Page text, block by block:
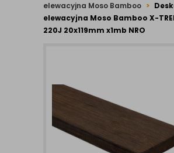
elewacyjna Moso Bamboo
elewacyjna Moso Bamboo X-
220J 20x119mm x1mb NRO